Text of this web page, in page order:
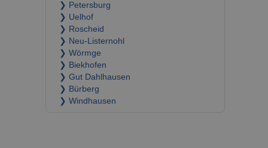
❯ Petersburg
❯ Uelhof
❯ Roscheid
❯ Neu-Listernohl
❯ Wörmge
❯ Biekhofen
❯ Gut Dahlhausen
❯ Bürberg
❯ Windhausen